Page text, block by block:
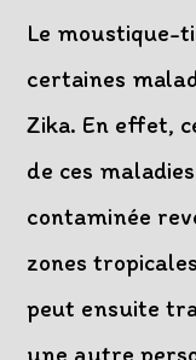
Le moustique-
certaines
Zika. En effet,
de ces
contaminée
zones
peut ensuite
une autre